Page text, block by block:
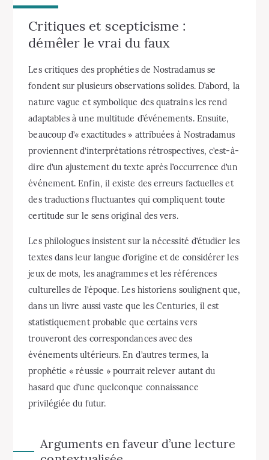
Critiques et scepticisme :
démêler le vrai du faux
Les critiques des prophéties de Nostradamus se
fondent sur plusieurs observations solides. D’abord, la
nature vague et symbolique des quatrains les rend
adaptables à une multitude d’événements. Ensuite,
beaucoup d’« exactitudes » attribuées à Nostradamus
proviennent d’interprétations rétrospectives, c’est-à-
dire d’un ajustement du texte après l’occurrence d’un
événement. Enfin, il existe des erreurs factuelles et
des traductions fluctuantes qui compliquent toute
certitude sur le sens original des vers.
Les philologues insistent sur la nécessité d’étudier les
textes dans leur langue d’origine et de considérer les
jeux de mots, les anagrammes et les références
culturelles de l’époque. Les historiens soulignent que,
dans un livre aussi vaste que les Centuries, il est
statistiquement probable que certains vers
trouveront des correspondances avec des
événements ultérieurs. En d’autres termes, la
prophétie « réussie » pourrait relever autant du
hasard que d’une quelconque connaissance
privilégiée du futur.
Arguments en faveur d’une lecture